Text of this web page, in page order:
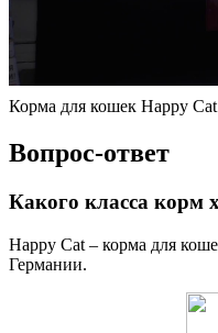
Корма для кошек Happy Cat
Вопрос-ответ
Какого класса корм
Happy Cat – корма для
Германии.